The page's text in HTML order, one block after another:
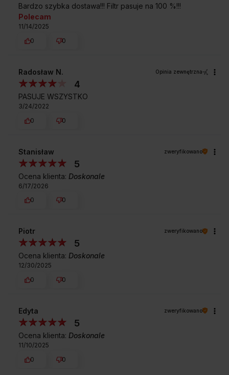
Bardzo szybka dostawa!!! Filtr pasuje na 100 %!!!
Polecam
11/14/2025
0
0
Radosław N. Opinia zewnętrzna
4
PASUJE WSZYSTKO
3/24/2022
0
0
Stanisław zweryfikowano
5
Ocena klienta: Doskonale
6/17/2026
0
0
Piotr zweryfikowano
5
Ocena klienta: Doskonale
12/30/2025
0
0
Edyta zweryfikowano
5
Ocena klienta: Doskonale
11/10/2025
0
0